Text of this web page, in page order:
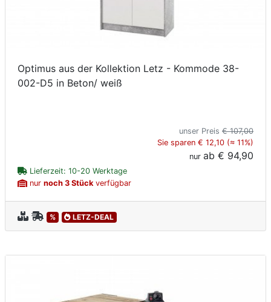
Optimus aus der Kollektion Letz - Kommode 38-
002-D5 in Beton/ weiß
unser Preis € 107,00
Sie sparen € 12,10 (≈ 11%)
nur ab € 94,90
Lieferzeit: 10-20 Werktage
nur noch 3 Stückverfügbar
% LETZ-DEAL